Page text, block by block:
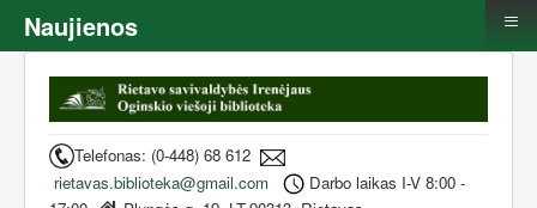
Telefonas: (0-448) 68 612
rietavas.biblioteka@gmail.com
Darbo laikas I-V 8:00 -
Naujienos ≡